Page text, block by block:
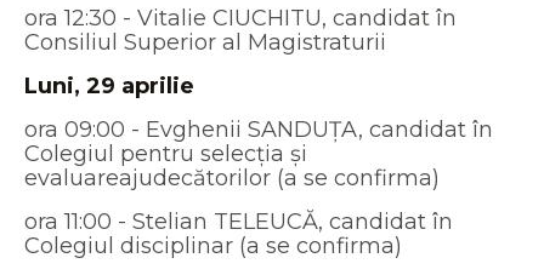
ora 12:30 - Vitalie CIUCHITU, candidat în
Consiliul Superior al Magistraturii
Luni, 29 aprilie
ora 09:00 - Evghenii SANDUȚA, candidat în
Colegiul pentru selecția și
evaluareajudecătorilor (a se confirma)
ora 11:00 - Stelian TELEUCĂ, candidat în
Colegiul disciplinar (a se confirma)